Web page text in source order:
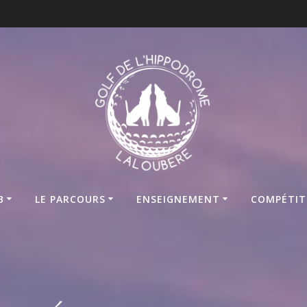
LE PARCOURS ENSEIGNEMENT